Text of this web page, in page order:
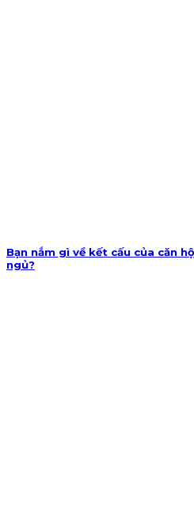
Bạn nắm gì về kết cấu của căn
ngủ?